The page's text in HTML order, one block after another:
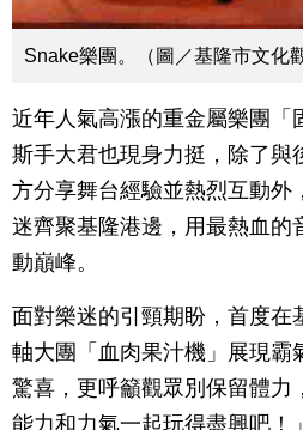
Snake樂團。（圖／基隆市文化
近年人氣高漲的重金屬樂團「
斯手大君也現身力挺，除了與
方分享舞台經驗並熱烈互動外
迷齊聚基隆港邊，用最熱血的
動巔峰。
面對樂迷的引頸期盼，首度在
軸大團「血肉果汁機」展現霸
驚喜，更呼籲觀眾別保留體力
能力和力氣一起玩得盡興吧！